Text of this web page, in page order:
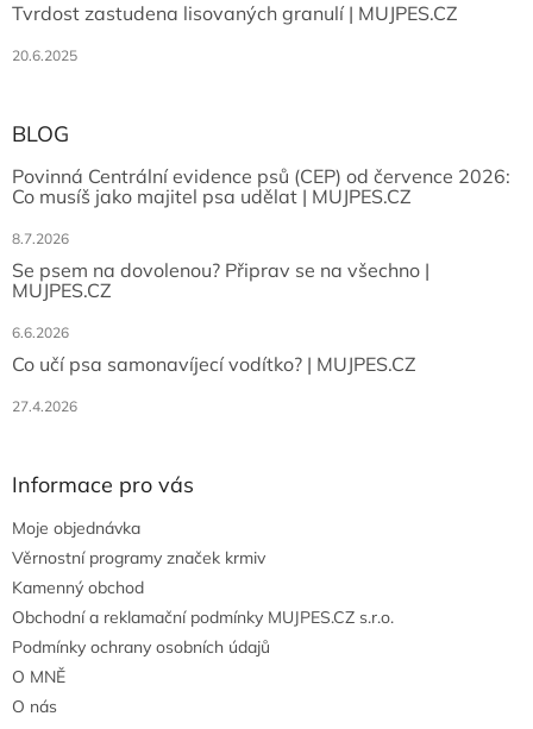
Tvrdost zastudena lisovaných granulí | MUJPES.CZ
20.6.2025
BLOG
Povinná Centrální evidence psů (CEP) od července 2026:
Co musíš jako majitel psa udělat | MUJPES.CZ
8.7.2026
Se psem na dovolenou? Připrav se na všechno |
MUJPES.CZ
6.6.2026
Co učí psa samonavíjecí vodítko? | MUJPES.CZ
27.4.2026
Informace pro vás
Moje objednávka
Věrnostní programy značek krmiv
Kamenný obchod
Obchodní a reklamační podmínky MUJPES.CZ s.r.o.
Podmínky ochrany osobních údajů
O MNĚ
O nás